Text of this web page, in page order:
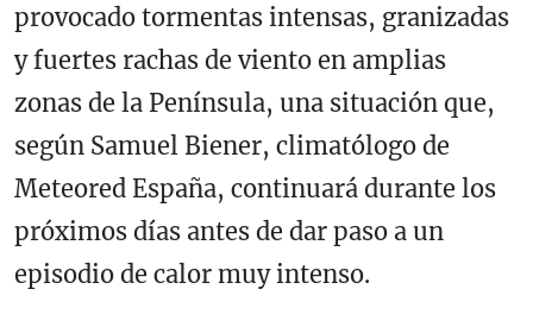
provocado tormentas intensas, granizadas
y fuertes rachas de viento en amplias
zonas de la Península, una situación que,
según Samuel Biener, climatólogo de
Meteored España, continuará durante los
próximos días antes de dar paso a un
episodio de calor muy intenso.